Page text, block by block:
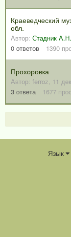
Краеведческий
обл.
Автор: Стадник А.Н.
0 ответов 1390
Прохоровка
Автор: ferroz, 11
3 ответа 1677
Язык